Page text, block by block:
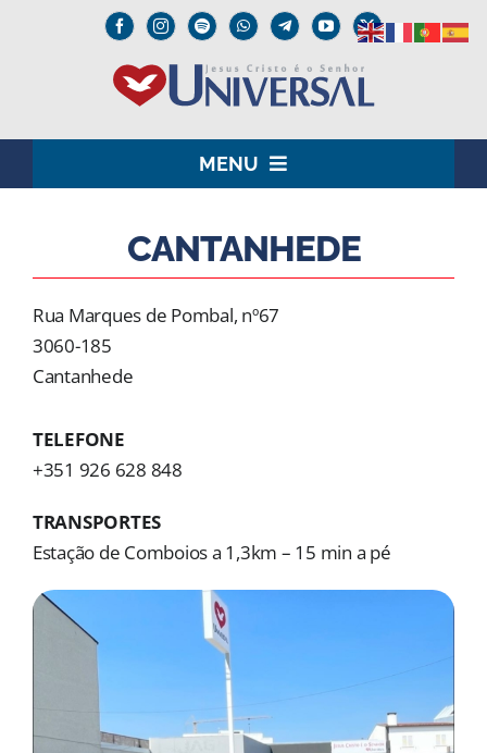
MENU
INSTITUCIONAL
UNIVERSAL+
MEDIA
DOAÇÕES
Pesquisar
CANTANHEDE
Rua Marques de Pombal, nº67
3060-185
Cantanhede
TELEFONE
+351 926 628 848
TRANSPORTES
Estação de Comboios a 1,3km – 15 min a pé